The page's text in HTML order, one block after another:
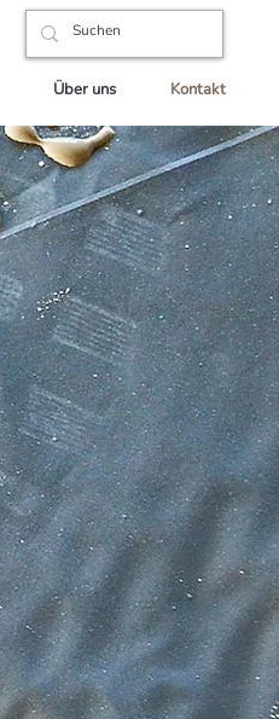
Über uns Kontakt